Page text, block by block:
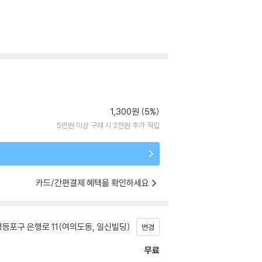
1,300원 (5%)
5만원 이상 구매 시 2천원 추가 적립
카드/간편결제 혜택을 확인하세요
포구 은행로 11(여의도동, 일신빌딩) 변경
무료